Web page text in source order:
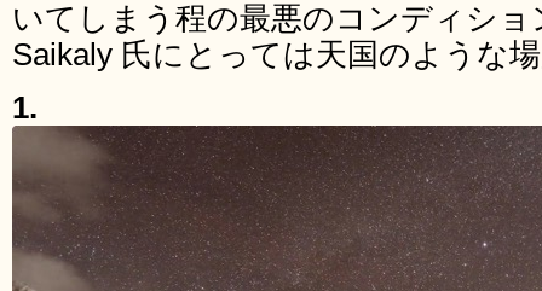
いてしまう程の最悪のコンディシ
Saikaly 氏にとっては天国のような
1.